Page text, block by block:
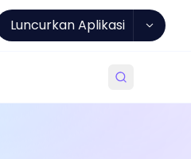
Luncurkan Aplikasi